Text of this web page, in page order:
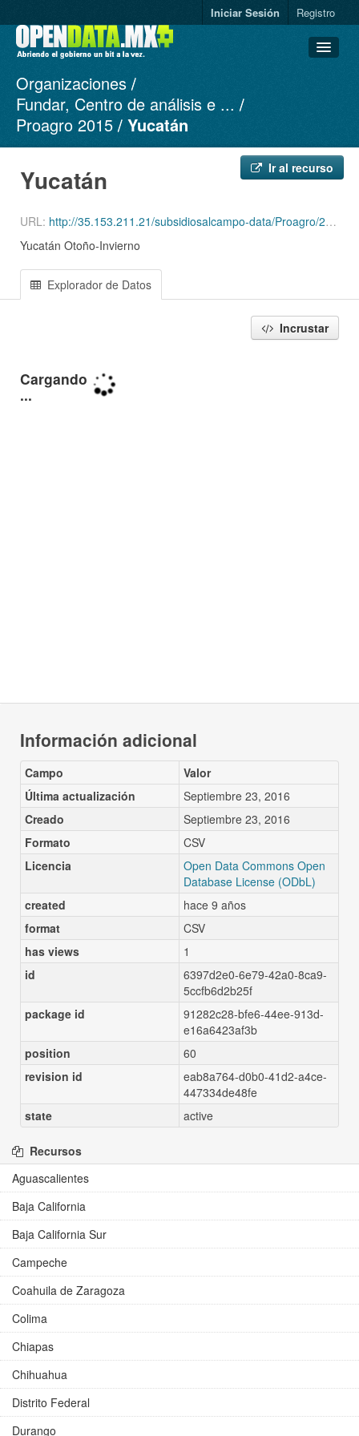
Iniciar Sesión Registro
Conjuntos de datos
Organizaciones
Grupos
Organizaciones
Fundar, Centro de análisis e ...
Proagro 2015
Yucatán
Ir al recurso
Yucatán
URL: http://35.153.211.21/subsidiosalcampo-data/Proagro/2015/OI/csv/YACATAN_OI15.csv
Yucatán Otoño-Invierno
Explorador de Datos
Incrustar
Información adicional
Campo
Valor
Última actualización
Septiembre 23, 2016
Creado
Septiembre 23, 2016
Formato
CSV
Licencia
Open Data Commons Open
Database License (ODbL)
created
hace 9 años
format
CSV
has views
1
id
6397d2e0-6e79-42a0-8ca9-
5ccfb6d2b25f
package id
91282c28-bfe6-44ee-913d-
e16a6423af3b
position
60
revision id
eab8a764-d0b0-41d2-a4ce-
447334de48fe
state
active
Recursos
Aguascalientes
Baja California
Baja California Sur
Campeche
Coahuila de Zaragoza
Colima
Chiapas
Chihuahua
Distrito Federal
Durango